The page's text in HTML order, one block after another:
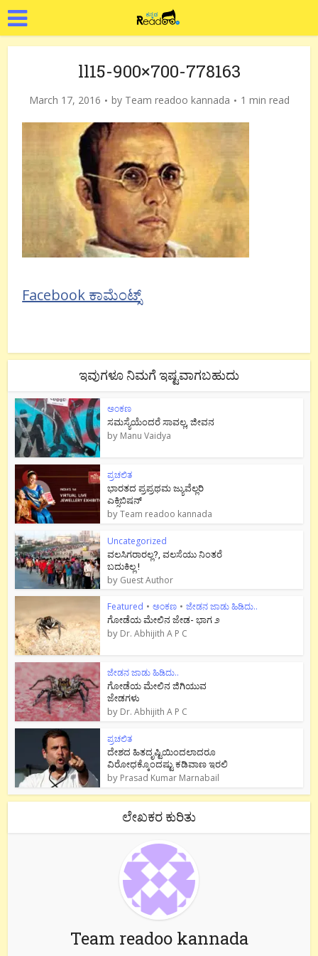
ll15-900×700-778163
March 17, 2016 by Team readoo kannada 1 min read
Facebook ಕಾಮೆಂಟ್ಸ್
ಇವುಗಳೂ ನಿಮಗೆ ಇಷ್ಟವಾಗಬಹುದು
ಅಂಕಣ
ಸಮಸ್ಯೆಯೆಂದರೆ ಸಾವಲ್ಲ, ಜೀವನ
by Manu Vaidya
ಪ್ರಚಲಿತ
ಭಾರತದ ಪ್ರಪ್ರಥಮ ಜ್ಯುವೆಲ್ಲರಿ
ಎಕ್ಸಿಬಿಷನ್
byTeam readoo kannada
Uncategorized
ವಲಸಿಗರಾರಲ್ಲ?, ವಲಸೆಯು ನಿಂತರೆ
ಬದುಕಿಲ್ಲ !
by Guest Author
Featured • ಅಂಕಣ • ಜೇಡನ ಜಾಡು ಹಿಡಿದು..
ಗೋಡೆಯ ಮೇಲಿನ ಜೇಡ- ಭಾಗ ೨
by Dr. Abhijith A P C
ಜೇಡನ ಜಾಡು ಹಿಡಿದು..
ಗೋಡೆಯ ಮೇಲಿನ ಜಿಗಿಯುವ
ಜೇಡಗಳು
by Dr. Abhijith A P C
ಪ್ರಚಲಿತ
ದೇಶದ ಹಿತದೃಷ್ಟಿಯಿಂದಲಾದರೂ
ವಿರೋಧಕ್ಕೊಂದಷ್ಟು ಕಡಿವಾಣ ಇರಲಿ
by Prasad Kumar Marnabail
ಲೇಖಕರ ಕುರಿತು
Team readoo kannada